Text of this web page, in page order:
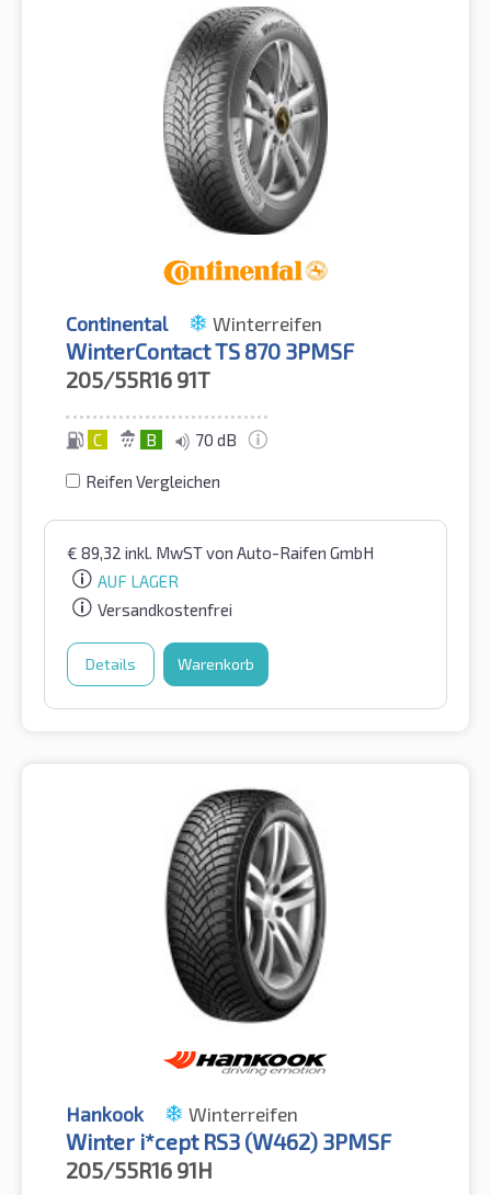
Continental Winterreifen
WinterContact TS 870 3PMSF
205/55R16 91T
C B 70 dB
Reifen Vergleichen
€ 89,32 inkl. MwSTvon Auto-Raifen GmbH
AUF LAGER
Versandkostenfrei
Details Warenkorb
Hankook Winterreifen
Winter i*cept RS3 (W462) 3PMSF
205/55R16 91H